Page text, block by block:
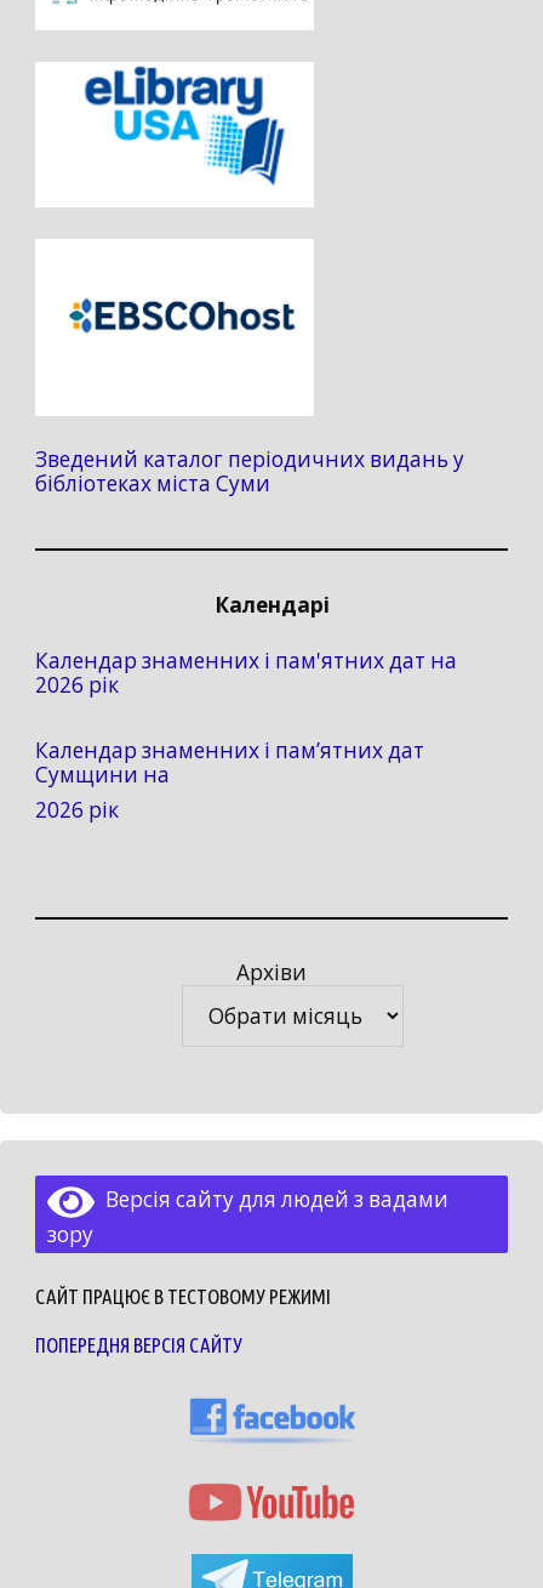
Зведений каталог періодичних видань у
бібліотеках міста Суми
Календарі
Календар знаменних і пам'ятних дат на
2026 рік
Календар знаменних і пам’ятних дат
Сумщини на
2026 рік
Архіви
Версія сайту для людей з вадами
зору
САЙТ ПРАЦЮЄ В ТЕСТОВОМУ РЕЖИМІ
ПОПЕРЕДНЯ ВЕРСІЯ САЙТУ